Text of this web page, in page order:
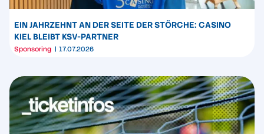
EIN JAHRZEHNT AN DER SEITE DER STÖRCHE: CASINO
KIEL BLEIBT KSV-PARTNER
Sponsoring 17.07.2026